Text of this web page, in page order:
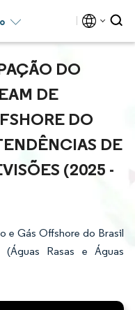
DO
DE
DO
DE
(2025 -
e Gás Offshore do Brasil
Rasas e Águas